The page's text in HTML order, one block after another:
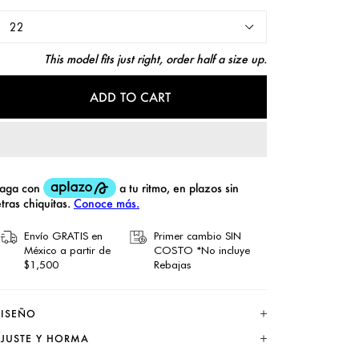
This model fits just right, order half a size up.
ADD TO CART
Envío GRATIS en
México a partir de
$1,500
Primer cambio SIN
COSTO *No incluye
Rebajas
Y HORMA